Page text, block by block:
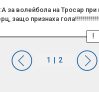
за волейбола на Тросар при
защо признаха
!